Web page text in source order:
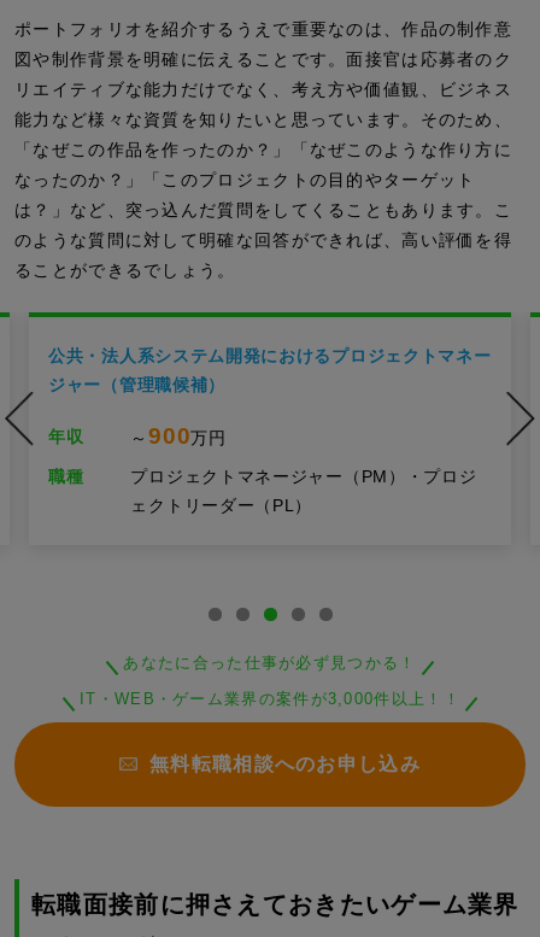
ポートフォリオを紹介するうえで重要なのは、作品の制作意
図や制作背景を明確に伝えることです。面接官は応募者のク
リエイティブな能力だけでなく、考え方や価値観、ビジネス
能力など様々な資質を知りたいと思っています。そのため、
「なぜこの作品を作ったのか？」「なぜこのような作り方に
なったのか？」「このプロジェクトの目的やターゲット
は？」など、突っ込んだ質問をしてくることもあります。こ
のような質問に対して明確な回答ができれば、高い評価を得
ることができるでしょう。
公共・法人系システム開発におけるプロジェクトマネー
ジャー（管理職候補）
年収 ～900万円
職種
プロジェクトマネージャー（PM）・プロジ
ェクトリーダー（PL）
あなたに合った仕事が必ず見つかる！
IT・WEB・ゲーム業界の案件が3,000件以上！！
無料転職相談へのお申し込み
転職面接前に押さえておきたいゲーム業界